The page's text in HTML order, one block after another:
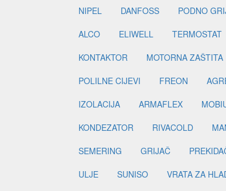
NIPEL
DANFOSS PODNO
ALCO
ELIWELL TERMOSTAT
KONTAKTOR
MOTORNA ZAŠTITA
POLILNE CIJEVI
FREON
IZOLACIJA
ARMAFLEX
KONDEZATOR
RIVACOLD
SEMERING
GRIJAČ
ULJE
SUNISO VRATA ZA